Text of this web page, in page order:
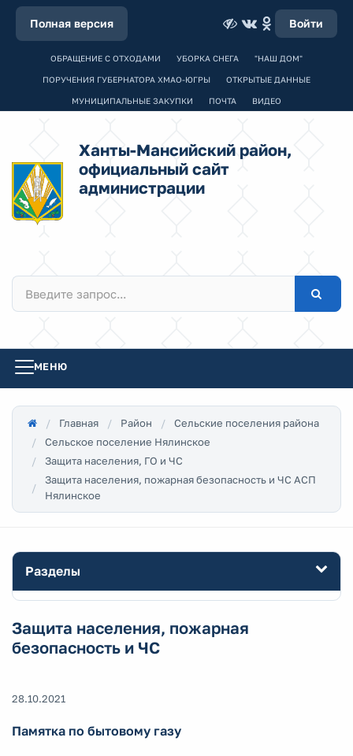
Полная версия Войти
ОБРАЩЕНИЕ С ОТХОДАМИ УБОРКА СНЕГА "НАШ ДОМ"
ПОРУЧЕНИЯ ГУБЕРНАТОРА ХМАО-ЮГРЫ ОТКРЫТЫЕ ДАННЫЕ
МУНИЦИПАЛЬНЫЕ ЗАКУПКИ ПОЧТА ВИДЕО
Ханты-Мансийский район,
официальный сайт
администрации
МЕНЮ
Главная Район
Сельские поселения района
Сельское поселение Нялинское
Защита населения, ГО и ЧС
Защита населения, пожарная безопасность и ЧС АСП
Нялинское
Разделы
Защита населения, пожарная
безопасность и ЧС
28.10.2021
Памятка по бытовому газу